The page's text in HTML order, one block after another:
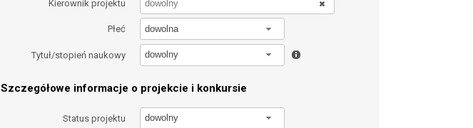
Kierownik projektu
Płeć dowolna
Tytuł/stopień naukowy dowolny
Szczegółowe informacje o projekcie i konkursie
Status projektu dowolny